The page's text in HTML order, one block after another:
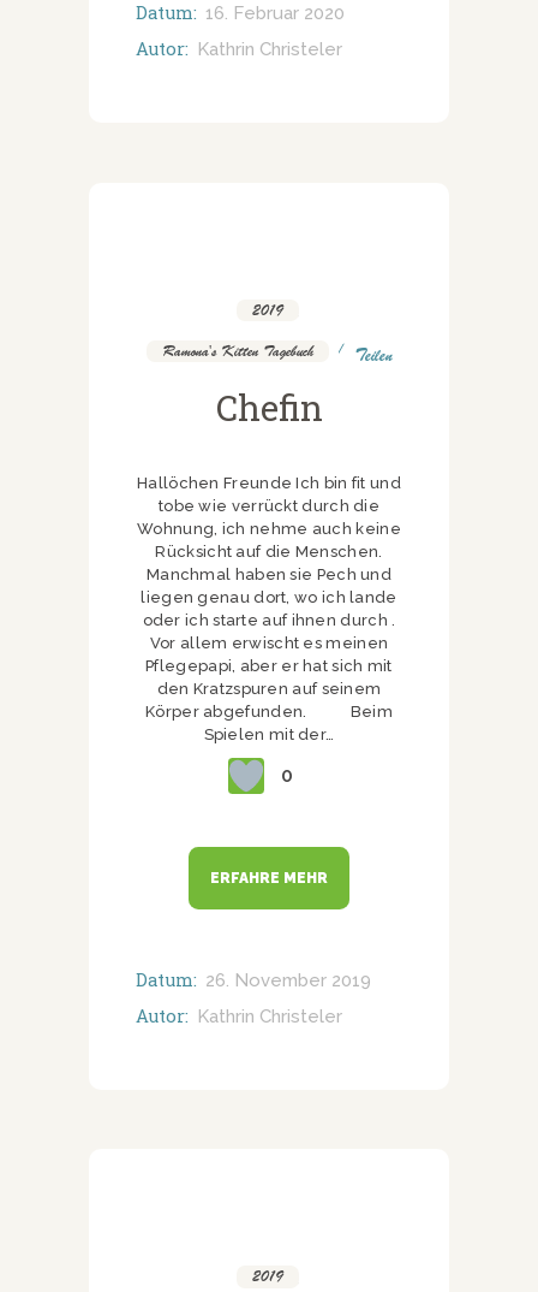
Datum: 16. Februar 2020
Autor: Kathrin Christeler
2019
Ramona's Kitten Tagebuch Teilen
Chefin
Hallöchen Freunde Ich bin fit und
tobe wie verrückt durch die
Wohnung, ich nehme auch keine
Rücksicht auf die Menschen.
Manchmal haben sie Pech und
liegen genau dort, wo ich lande
oder ich starte auf ihnen durch .
Vor allem erwischt es meinen
Pflegepapi, aber er hat sich mit
den Kratzspuren auf seinem
Körper abgefunden. Beim
Spielen mit der…
0
ERFAHRE MEHR
Datum: 26. November 2019
Autor: Kathrin Christeler
2019